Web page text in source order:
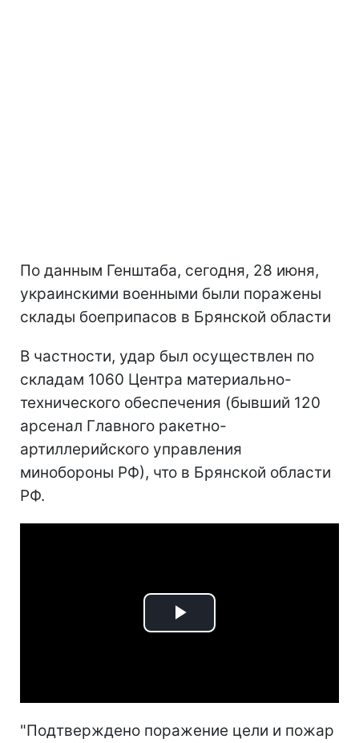
По данным Генштаба, сегодня, 28 июня,
украинскими военными были поражены
склады боеприпасов в Брянской области
В частности, удар был осуществлен по
складам 1060 Центра материально-
технического обеспечения (бывший 120
арсенал Главного ракетно-
артиллерийского управления
минобороны РФ), что в Брянской области
РФ.
Play
"Подтверждено поражение цели и пожар